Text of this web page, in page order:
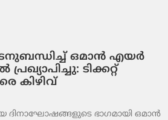
ഒമാൻ എയർ
ടിക്കറ്റ്
കിഴിവ്
ദിനാഘോഷങ്ങളുടെ ഭാഗമായി ഒമാൻ